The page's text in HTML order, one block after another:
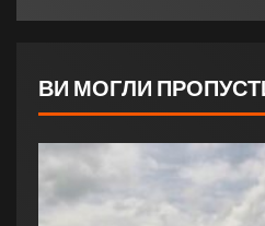
ВИ МОГЛИ